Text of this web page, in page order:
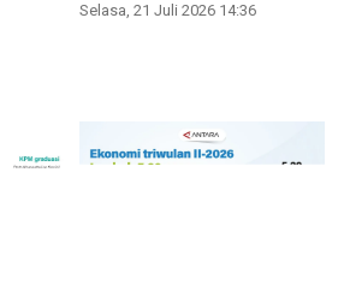
Selasa, 21 Juli 2026 14:36